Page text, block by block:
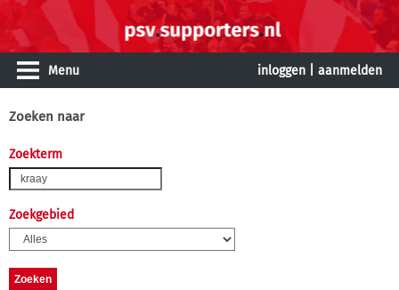
Menu inloggen aanmelden
Zoeken naar
Zoekterm
Zoekgebied